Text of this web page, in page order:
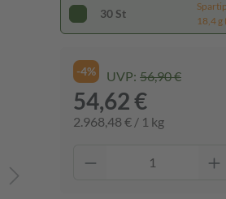
30 St
18,4 g
-4% UVP: 56,90 €
54,62 €
2.968,48 € / 1 kg